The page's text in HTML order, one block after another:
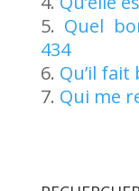
Quel
434
Qu’il fait
Qui me